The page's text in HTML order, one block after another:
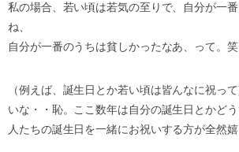
私の場合、若い頃は若気の至りで、自分が一
ね、
自分が一番のうちは貧しかったなあ、って。笑
（例えば、誕生日とか若い頃は皆んなに祝っ
いな・・恥。ここ数年は自分の誕生日とかど
人たちの誕生日を一緒にお祝いする方が全然嬉